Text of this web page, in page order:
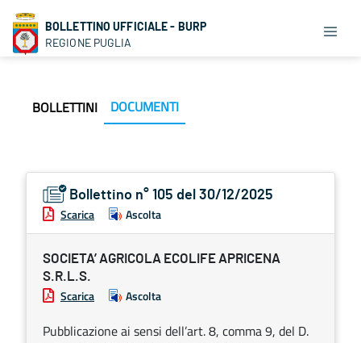
BOLLETTINO UFFICIALE - BURP
REGIONE PUGLIA
BOLLETTINI DOCUMENTI
Bollettino n° 105 del 30/12/2025
Scarica Ascolta
SOCIETA’ AGRICOLA ECOLIFE APRICENA
S.R.L.S.
Scarica Ascolta
Pubblicazione ai sensi dell’art. 8, comma 9, del D.